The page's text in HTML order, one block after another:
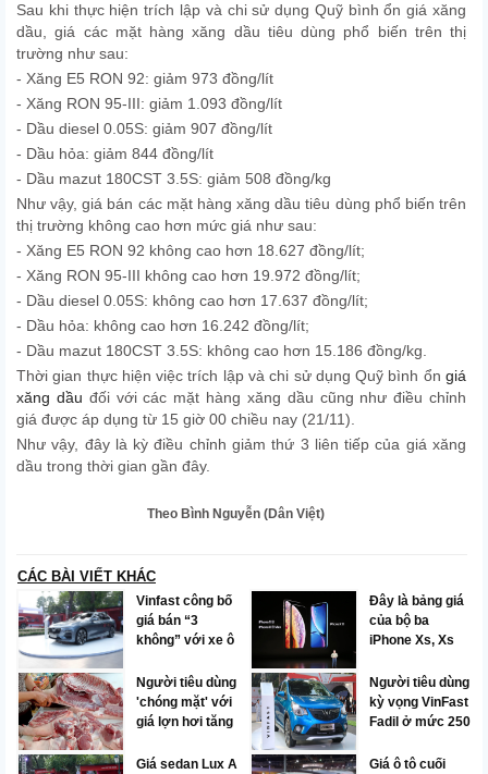
Sau khi thực hiện trích lập và chi sử dụng Quỹ bình ổn giá xăng
dầu, giá các mặt hàng xăng dầu tiêu dùng phổ biến trên thị
trường như sau:
- Xăng E5 RON 92: giảm 973 đồng/lít
- Xăng RON 95-III: giảm 1.093 đồng/lít
- Dầu diesel 0.05S: giảm 907 đồng/lít
- Dầu hỏa: giảm 844 đồng/lít
- Dầu mazut 180CST 3.5S: giảm 508 đồng/kg
Như vậy, giá bán các mặt hàng xăng dầu tiêu dùng phổ biến trên
thị trường không cao hơn mức giá như sau:
- Xăng E5 RON 92 không cao hơn 18.627 đồng/lít;
- Xăng RON 95-III không cao hơn 19.972 đồng/lít;
- Dầu diesel 0.05S: không cao hơn 17.637 đồng/lít;
- Dầu hỏa: không cao hơn 16.242 đồng/lít;
- Dầu mazut 180CST 3.5S: không cao hơn 15.186 đồng/kg.
Thời gian thực hiện việc trích lập và chi sử dụng Quỹ bình ổn giá
xăng dầu đối với các mặt hàng xăng dầu cũng như điều chỉnh
giá được áp dụng từ 15 giờ 00 chiều nay (21/11).
Như vậy, đây là kỳ điều chỉnh giảm thứ 3 liên tiếp của giá xăng
dầu trong thời gian gần đây.
Theo Bình Nguyễn (Dân Việt)
CÁC BÀI VIẾT KHÁC
Vinfast công bố
giá bán “3
không” với xe ô
Đây là bảng giá
của bộ ba
iPhone Xs, Xs
trình làng
Người tiêu dùng
'chóng mặt' với
giá lợn hơi tăng
Người tiêu dùng
kỳ vọng VinFast
Fadil ở mức 250
Giá sedan Lux A
Giá ô tô cuối